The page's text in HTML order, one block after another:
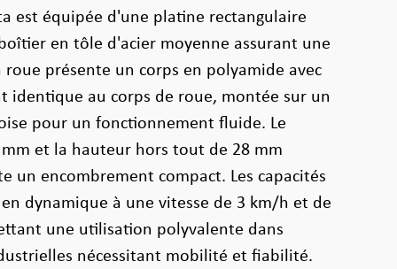
est équipée d'une platine rectangulaire
en tôle d'acier moyenne assurant une
présente un corps en polyamide avec
identique au corps de roue, montée sur un
pour un fonctionnement fluide. Le
et la hauteur hors tout de 28 mm
un encombrement compact. Les capacités
dynamique à une vitesse de 3 km/h et de
une utilisation polyvalente dans
nécessitant mobilité et fiabilité.